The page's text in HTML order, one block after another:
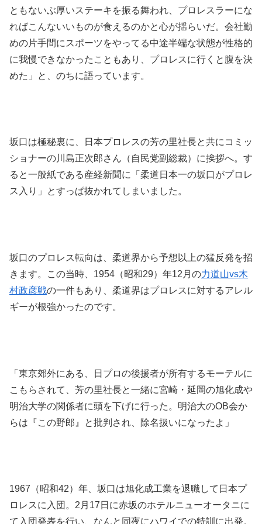
ともないぶ厚いステーキを振る舞われ、プロレスラーにな
ればこんないいものが食えるのかと心が揺らいだ。会社勤
めの片手間にスポーツをやってる中途半端な状態が性格的
に我慢できなかったこともあり、プロレスに行くと腹を決
めた」と、のちに語っています。
坂口は極秘裏に、日本プロレスの芳の里社長と共にコミッ
ショナーの川島正次郎さん（自民党副総裁）に挨拶へ。す
ると一般紙である産経新聞に「柔道日本一の坂口がプロレ
ス入り」とすっぱ抜かれてしまいました。
坂口のプロレス転向は、柔道界から予想以上の猛反発を招
きます。この当時、1954（昭和29）年12月の力道山vs木
村政彦戦の一件もあり、柔道界はプロレスに対するアレル
ギーが根強かったのです。
「東京郊外にある、日プロの後援者が所有するモーテルに
こもらされて、芳の里社長と一緒に宮崎・延岡の旭化成や
明治大学の関係者に頭を下げに行った。明治大のOB会か
らは『この野郎』と批判され、除名扱いになったよ」
1967（昭和42）年、坂口は旭化成工業を退職して日本プ
ロレスに入団。2月17日に赤坂のホテルニューオータニに
て入団発表を行い、なんと同夜にハワイでの特訓に出発。